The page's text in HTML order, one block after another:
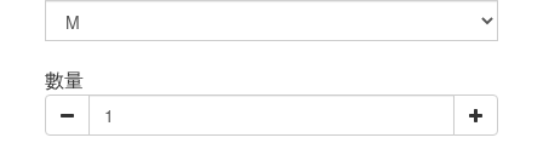
數量